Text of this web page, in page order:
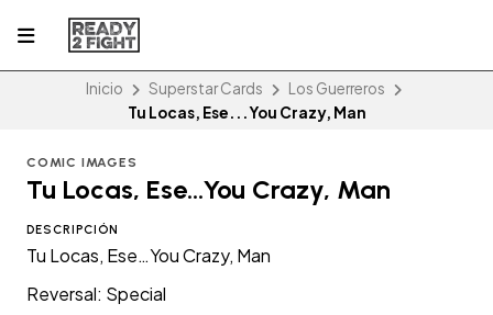
Inicio Superstar Cards
Los Guerreros
Tu Locas, Ese...You Crazy, Man
COMIC IMAGES
Tu Locas, Ese...You Crazy, Man
DESCRIPCIÓN
Tu Locas, Ese…You Crazy, Man
Reversal: Special